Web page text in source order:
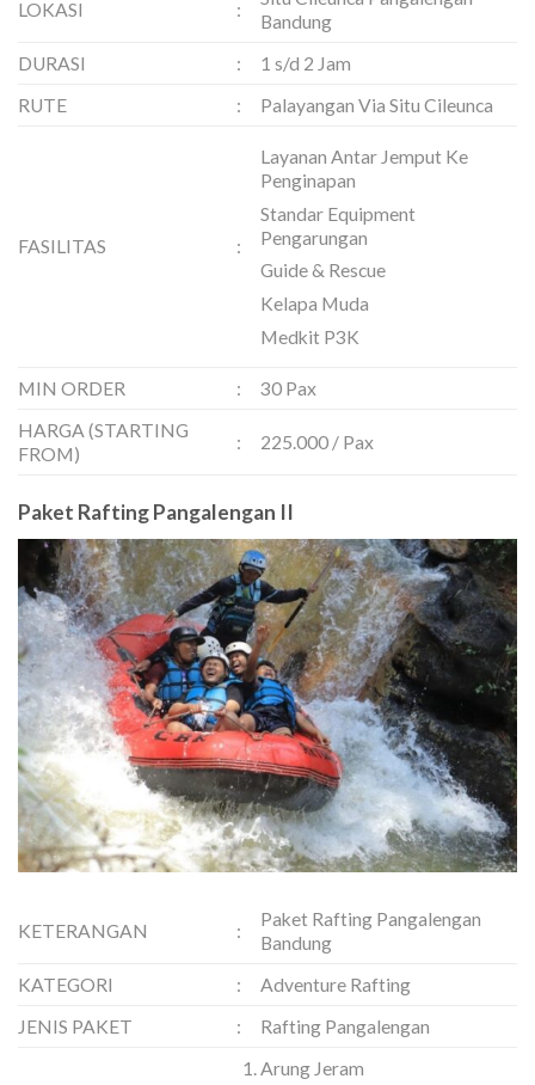
LOKASI :
Bandung
DURASI
:
1 s/d 2 Jam
RUTE
: Palayangan Via Situ Cileunca
FASILITAS :
Layanan Antar Jemput Ke
Penginapan
Standar Equipment
Pengarungan
Guide & Rescue
Kelapa Muda
Medkit P3K
MIN ORDER :
30 Pax
HARGA (STARTING
FROM)
: 225.000 / Pax
Paket Rafting Pangalengan II
KETERANGAN :
Paket Rafting Pangalengan
Bandung
KATEGORI
:
Adventure Rafting
JENIS PAKET
: Rafting Pangalengan
Arung Jeram